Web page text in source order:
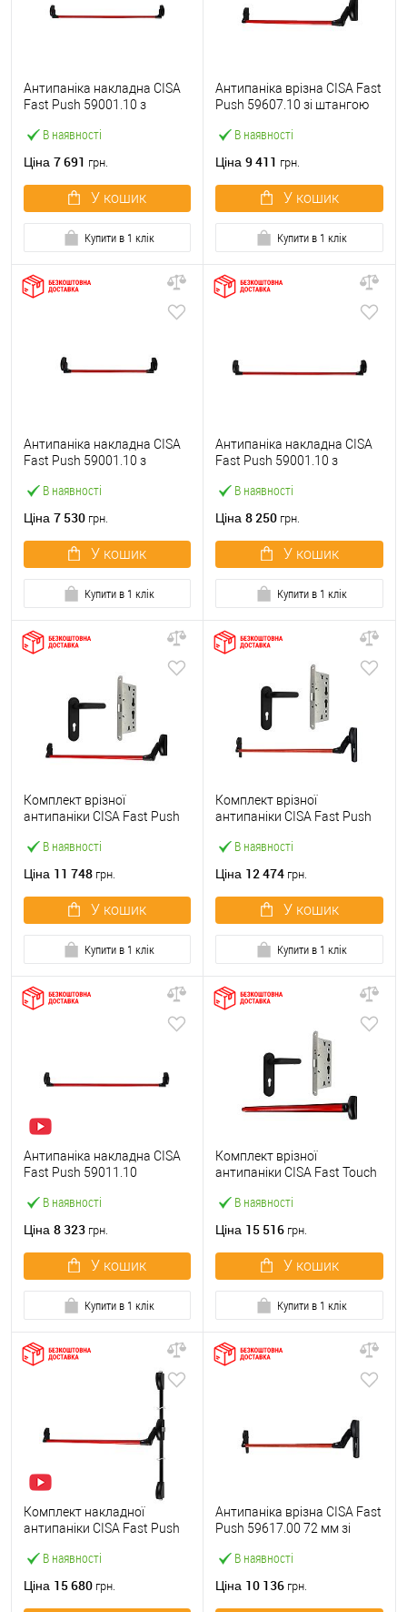
В наявності
Антипаніка накладна CISA
Fast Push 59001.10 з
мм червона
Ціна 7 691 грн.
У кошик
Купити в 1 клік
В наявності
Антипаніка врізна CISA Fast
Push 59607.10 зі штангою
Ціна 9 411 грн.
У кошик
Купити в 1 клік
В наявності
Антипаніка накладна CISA
Fast Push 59001.10 з
червона
Ціна 7 530 грн.
У кошик
Купити в 1 клік
В наявності
Антипаніка накладна CISA
Fast Push 59001.10 з
мм червона
Ціна 8 250 грн.
У кошик
Купити в 1 клік
В наявності
Комплект врізної
антипаніки CISA Fast Push
із замком та ручкою
Ціна 11 748 грн.
У кошик
Купити в 1 клік
В наявності
Комплект врізної
антипаніки CISA Fast Push
червоний із замком та
Ціна 12 474 грн.
У кошик
Купити в 1 клік
В наявності
Антипаніка накладна CISA
Fast Push 59011.10
штангою 1200 мм червона
Ціна 8 323 грн.
У кошик
Купити в 1 клік
В наявності
Комплект врізної
антипаніки CISA Fast Touch
із замком та ручкою
Ціна 15 516 грн.
У кошик
Купити в 1 клік
В наявності
Комплект накладної
антипаніки CISA Fast Push
точковий вверх-вниз
Ціна 15 680 грн.
В наявності
Антипаніка врізна CISA Fast
Push 59617.00 72 мм зі
Ціна 10 136 грн.